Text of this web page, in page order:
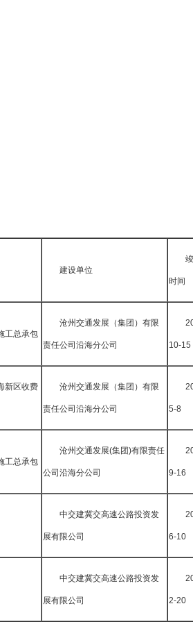
建设单位
时间
工总承包
沧州交通发展（集团）有限
责任公司沿海分公司 10-15
新区收费 沧州交通发展（集团）有限
责任公司沿海分公司 5-8
工总承包
沧州交通发展(集团)有限责任
公司沿海分公司 9-16
中交建冀交高速公路投资发
展有限公司 6-10
中交建冀交高速公路投资发
展有限公司 2-20